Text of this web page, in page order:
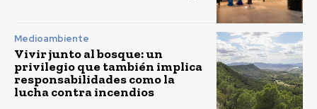
Medioambiente
Vivir junto al bosque: un
privilegio que también implica
responsabilidades como la
lucha contra incendios